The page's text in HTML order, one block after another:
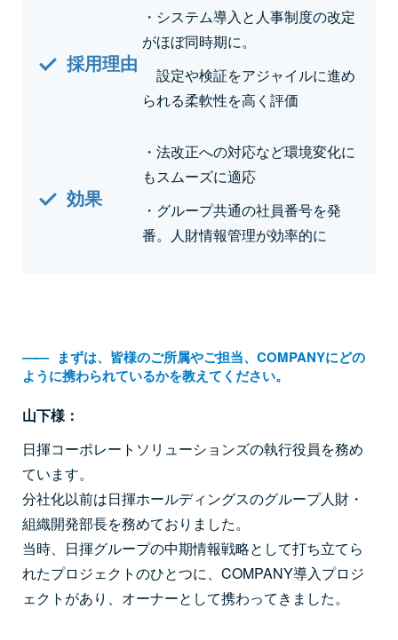
採用理由
・システム導入と人事制度の改定
がほぼ同時期に。
設定や検証をアジャイルに進め
られる柔軟性を高く評価
効果
・法改正への対応など環境変化に
もスムーズに適応
・グループ共通の社員番号を発
番。人財情報管理が効率的に
―― まずは、皆様のご所属やご担当、COMPANYにどの
ように携わられているかを教えてください。
山下様：
日揮コーポレートソリューションズの執行役員を務め
ています。
分社化以前は日揮ホールディングスのグループ人財・
組織開発部長を務めておりました。
当時、日揮グループの中期情報戦略として打ち立てら
れたプロジェクトのひとつに、COMPANY導入プロジ
ェクトがあり、オーナーとして携わってきました。